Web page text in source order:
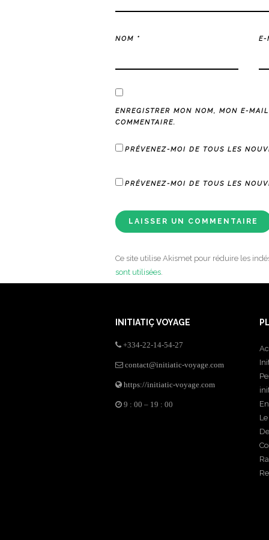
NOM * E-
ENREGISTRER MON NOM, MON E-
COMMENTAIRE.
PRÉVENEZ-MOI DE TOUS LES
PRÉVENEZ-MOI DE TOUS LES
Ce site utilise Akismet pour réduire les
sont utilisées.
INITIATIÇ VOYAGE
+334-22-14-54-27
contact@initiatic-voyage.com
https://initiatic-voyage.com
9 : 00 – 19 : 00